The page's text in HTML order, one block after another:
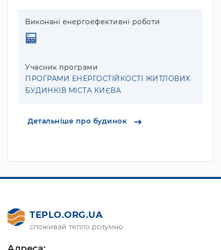
Виконані енергоефективні роботи
Учасник програми
ПРОГРАМИ ЕНЕРГОСТІЙКОСТІ ЖИТЛОВИХ
БУДИНКІВ МІСТА КИЄВА
Детальніше про будинок
TEPLO.ORG.UA
споживай тепло розумно